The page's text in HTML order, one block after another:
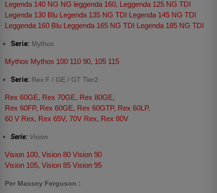
Legenda 140 NG NG leggenda 160, Leggenda 125 NG TDI
Legenda 130 Blu Legenda 135 NG TDI Legenda 145 NG TDI
Leggenda 160 Blu Leggenda 165 NG TDI Legenda 185 NG TDI
Serie: Mythos
Mythos Mythos 100 110 90, 105 115
Serie: Rex F / GE / GT Tier2
Rex 60GE, Rex 70GE, Rex 80GE,
Rex 60FP, Rex 60GE, Rex 60GTP, Rex 60LP,
60 V Rex, Rex 65V, 70V Rex, Rex 80V
Serie: Vision
Vision 100, Vision 80 Vision 90
Vision 105, Vision 85 Vision 95
Per Massey Ferguson :